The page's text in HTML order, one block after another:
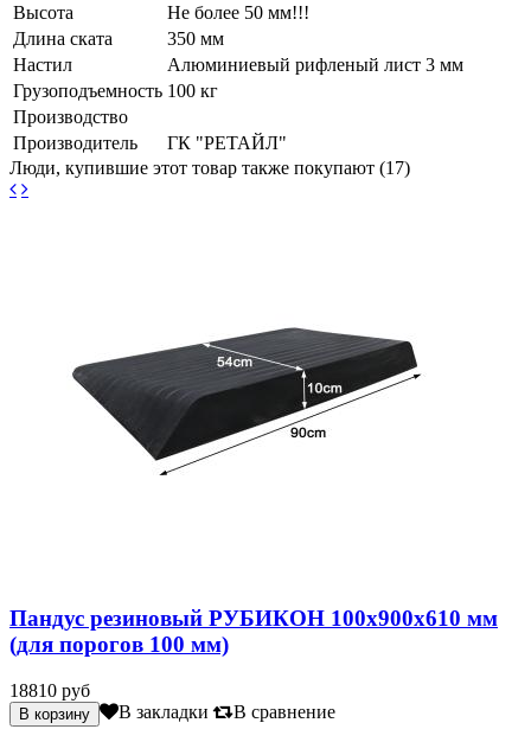
Высота
Не более 50 мм!!!
Длина ската
350 мм
Настил
Алюминиевый рифленый лист 3 мм
Грузоподъемность 100 кг
Производство
Производитель
ГК "РЕТАЙЛ"
Люди, купившие этот товар также покупают (17)
Пандус резиновый РУБИКОН 100х900х610 мм
(для порогов 100 мм)
18810 руб
В закладки В сравнение